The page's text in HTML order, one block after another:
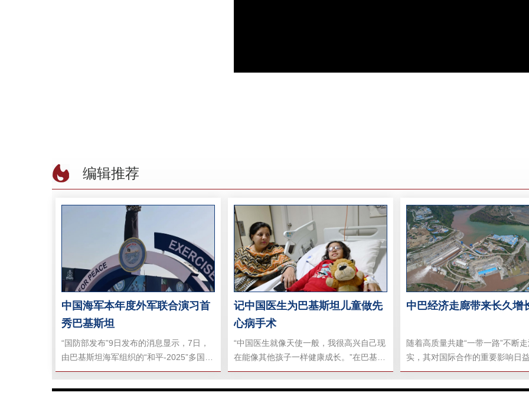
编辑推荐
中国海军本年度外军联合演习首
秀巴基斯坦
“国防部发布”9日发布的消息显示，7日，
由巴基斯坦海军组织的“和平-2025”多国海
上联合演习在卡拉奇开幕。中国、印度尼
记中国医生为巴基斯坦儿童做先
心病手术
“中国医生就像天使一般，我很高兴自己现
在能像其他孩子一样健康成长。”在巴基斯
坦国家心脏病研究所的病房内，8岁的女孩
中巴经济走廊带来长久增
随着高质量共建“一带一路”不断
实，其对国际合作的重要影响日益
作为共建“一带一路”的旗舰项目